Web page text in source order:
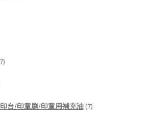
17
台/印章刷/印章用補充油 77